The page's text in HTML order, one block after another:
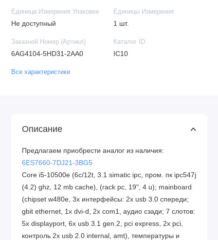
Единица Измерения Упаковки
Не доступный
Единицы Измерения
1 шт.
Заказной Номер (Артикл)
6AG4104-5HD31-2AA0
Каталог ID
IC10
Все характеристики
Описание
Предлагаем приобрести аналог из наличия:
6ES7660-7DJ21-3BG5
Core i5-10500e (6c/12t, 3.1 simatic ipc, пром. пк ipc547j
(4.2) ghz, 12 mb cache), (rack pc, 19", 4 u); mainboard
(chipset w480e, 3x интерфейсы: 2x usb 3.0 спереди;
gbit ethernet, 1x dvi-d, 2x com1, аудио сзади; 7 слотов:
5x displayport, 6x usb 3.1 gen.2, pci express, 2x pci,
контроль 2x usb 2.0 internal, amt), температуры и